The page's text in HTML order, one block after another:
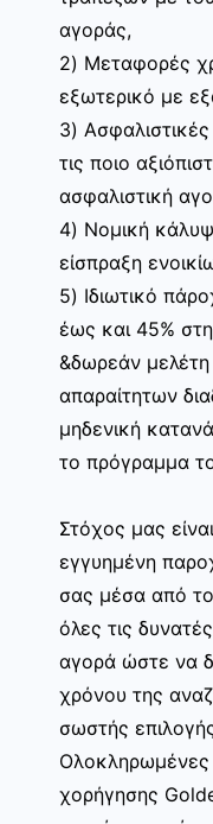
αγοράς,
2) Μεταφορές
εξωτερικό με
3)
τις ποιο
ασφαλιστική
4) Νομική
είσπραξη
5) Ιδιωτικό
έως και 45%
&δωρεάν
απαραίτητων
μηδενική
το πρόγραμμα
Στόχος μας
εγγυημένη
σας μέσα από
όλες τις
αγορά ώστε να
χρόνου της
σωστής
Ολοκληρωμένες
χορήγησης